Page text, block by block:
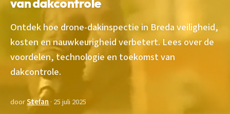
Ontdek hoe drone-dakinspectie in Breda veiligheid,
kosten en nauwkeurigheid verbetert. Lees over de
voordelen, technologie en toekomst van
dakcontrole.
doorStefan · 25 juli 2025